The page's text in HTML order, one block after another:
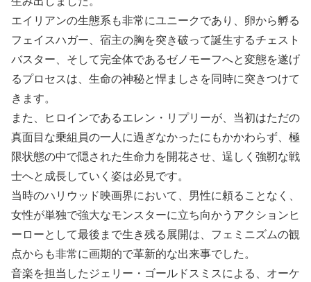
エイリアンの生態系も非常にユニークであり、卵から孵る
フェイスハガー、宿主の胸を突き破って誕生するチェスト
バスター、そして完全体であるゼノモーフへと変態を遂げ
るプロセスは、生命の神秘と悍ましさを同時に突きつけて
きます。
また、ヒロインであるエレン・リプリーが、当初はただの
真面目な乗組員の一人に過ぎなかったにもかかわらず、極
限状態の中で隠された生命力を開花させ、逞しく強靭な戦
士へと成長していく姿は必見です。
当時のハリウッド映画界において、男性に頼ることなく、
女性が単独で強大なモンスターに立ち向かうアクションヒ
ーローとして最後まで生き残る展開は、フェミニズムの観
点からも非常に画期的で革新的な出来事でした。
音楽を担当したジェリー・ゴールドスミスによる、オーケ